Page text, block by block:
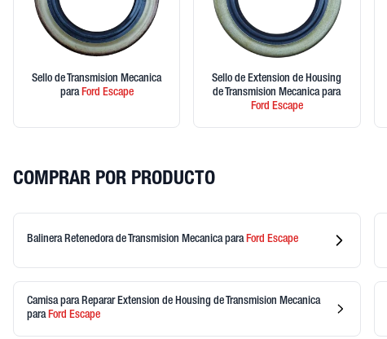
Sello de Transmision Mecanica
para Ford Escape
Sello de Extension de Housing
de Transmision Mecanicapara
Ford Escape
COMPRAR POR PRODUCTO
Balinera Retenedora de Transmision Mecanica paraFord Escape
Camisa para Reparar Extension de Housing de Transmision Mecanica
para Ford Escape